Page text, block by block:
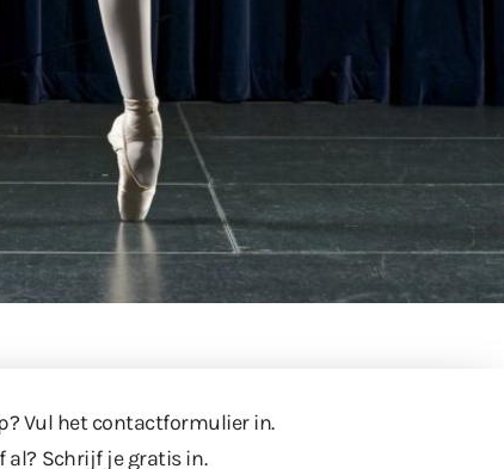
Vul het contactformulierin.
al? Schrijf je gratis in.